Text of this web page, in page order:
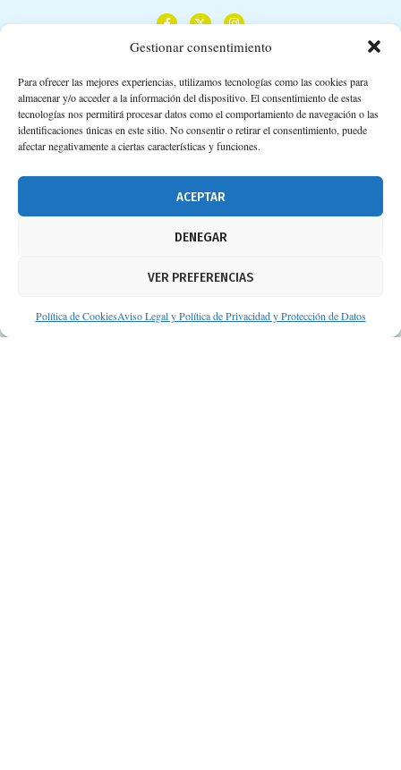
Gestionar consentimiento
Para ofrecer las mejores experiencias, utilizamos tecnologías como las cookies para
almacenar y/o acceder a la información del dispositivo. El consentimiento de estas
tecnologías nos permitirá procesar datos como el comportamiento de navegación o las
identificaciones únicas en este sitio. No consentir o retirar el consentimiento, puede
afectar negativamente a ciertas características y funciones.
ACEPTAR
DENEGAR
VER PREFERENCIAS
Política de CookiesAviso Legal y Política de Privacidad y Protección de Datos
Calle Camino de los Descubrimientos, 11,
Planta 3ª 41092 – Sevilla
674 02 62 03
Aviso legal
Protección de datos personales
Suscripción a Newsletter